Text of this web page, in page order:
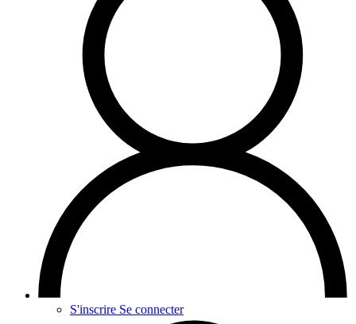
S'inscrire Se connecter